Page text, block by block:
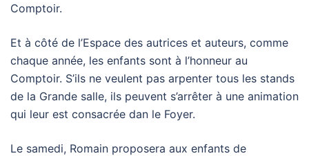
Comptoir.
Et à côté de l’Espace des autrices et auteurs, comme
chaque année, les enfants sont à l’honneur au
Comptoir. S’ils ne veulent pas arpenter tous les stands
de la Grande salle, ils peuvent s’arrêter à une animation
qui leur est consacrée dan le Foyer.
Le samedi, Romain proposera aux enfants de